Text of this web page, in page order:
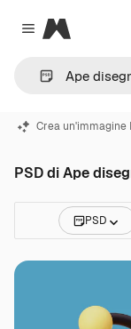
Close menu
Magnific
Crea un'immagine
PSD di Ape
PSD